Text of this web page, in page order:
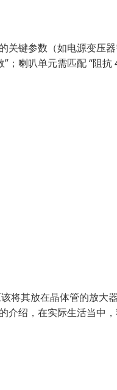
关键参数（如电源变压
；喇叭单元需匹配 “阻抗
其放在晶体管的放大
绍，在实际生活当中